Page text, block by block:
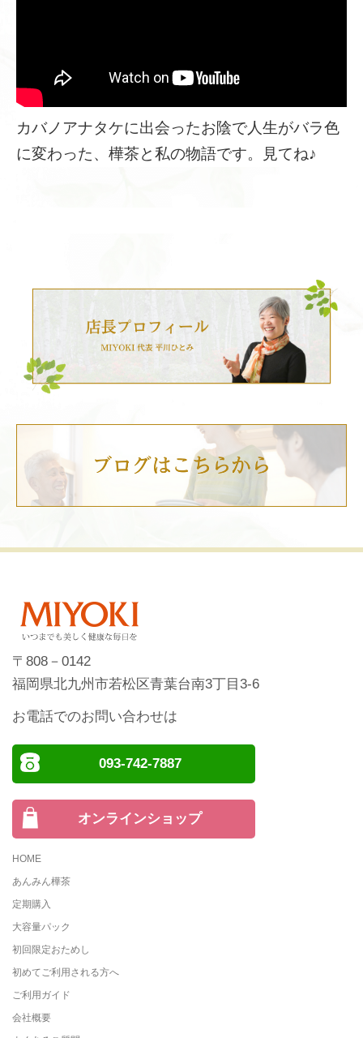
カバノアナタケに出会ったお陰で人生がバラ色
に変わった、樺茶と私の物語です。見てね♪
〒808－0142
福岡県北九州市若松区青葉台南3丁目3-6
お電話でのお問い合わせは
093-742-7887
オンラインショップ
HOME
あんみん樺茶
定期購入
大容量パック
初回限定おためし
初めてご利用される方へ
ご利用ガイド
会社概要